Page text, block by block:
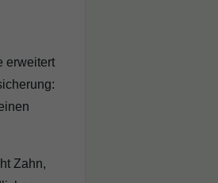
erweitert
Zahn,